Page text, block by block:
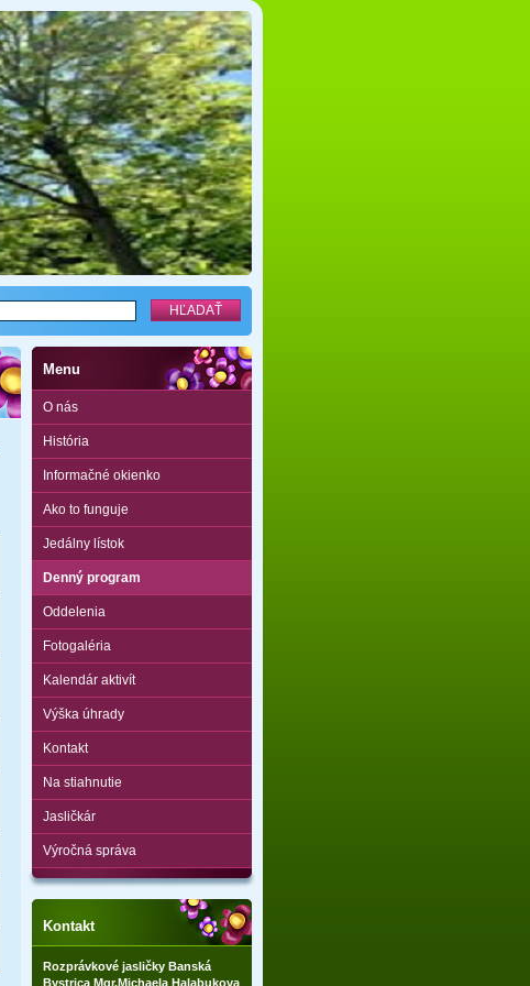
Menu
O nás
História
Informačné okienko
Ako to funguje
Jedálny lístok
Denný program
Oddelenia
Fotogaléria
Kalendár aktivít
Výška úhrady
Kontakt
Na stiahnutie
Jasličkár
Výročná správa
Kontakt
Rozprávkové jasličky Banská
Bystrica Mgr.Michaela Halabukova